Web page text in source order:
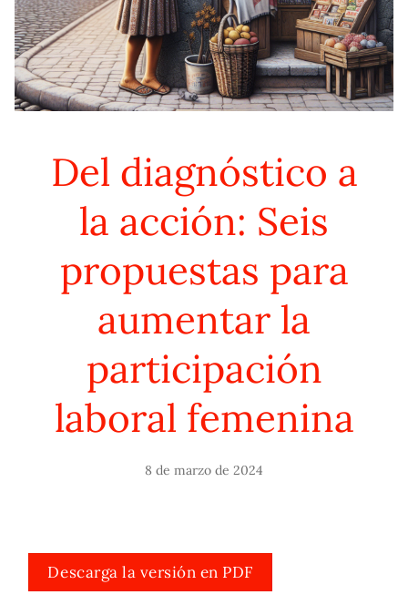
Del diagnóstico a
la acción: Seis
propuestas para
aumentar la
participación
laboral femenina
8 de marzo de 2024
Descarga la versión en PDF